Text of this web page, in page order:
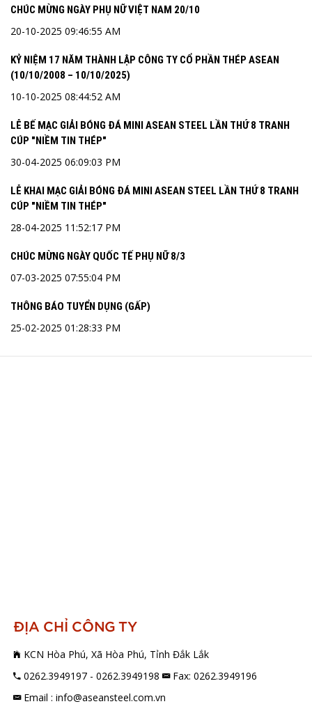
CHÚC MỪNG NGÀY PHỤ NỮ VIỆT NAM 20/10
20-10-2025 09:46:55 AM
KỶ NIỆM 17 NĂM THÀNH LẬP CÔNG TY CỔ PHẦN THÉP ASEAN
(10/10/2008 – 10/10/2025)
10-10-2025 08:44:52 AM
LỄ BẾ MẠC GIẢI BÓNG ĐÁ MINI ASEAN STEEL LẦN THỨ 8 TRANH
CÚP "NIỀM TIN THÉP"
30-04-2025 06:09:03 PM
LỄ KHAI MẠC GIẢI BÓNG ĐÁ MINI ASEAN STEEL LẦN THỨ 8 TRANH
CÚP "NIỀM TIN THÉP"
28-04-2025 11:52:17 PM
CHÚC MỪNG NGÀY QUỐC TẾ PHỤ NỮ 8/3
07-03-2025 07:55:04 PM
THÔNG BÁO TUYỂN DỤNG (GẤP)
25-02-2025 01:28:33 PM
ĐỊA CHỈ CÔNG TY
KCN Hòa Phú, Xã Hòa Phú, Tỉnh Đắk Lắk
0262.3949197 - 0262.3949198 Fax: 0262.3949196
Email : info@aseansteel.com.vn